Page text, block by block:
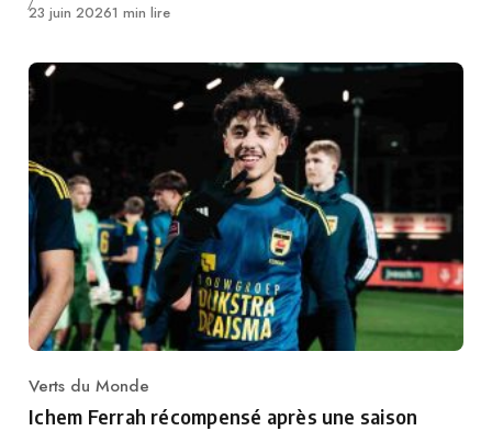
Publié
23 juin 20261 min lire
Category
Verts du Monde
Ichem Ferrah récompensé après une saison